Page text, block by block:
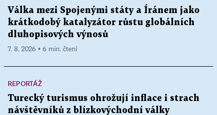
Válka mezi Spojenými státy a Íránem jako
krátkodobý katalyzátor růstu globálních
dluhopisových výnosů
7. 8. 2026 ▪ 6 min. čtení
REPORTÁŽ
Turecký turismus ohrožují inflace i strach
návštěvníků z blízkovýchodní války